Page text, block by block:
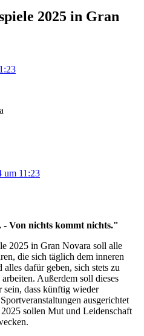
2025 in Gran
um 11:23
- Von nichts kommt nichts."
2025 in Gran Novara soll alle
die sich täglich dem inneren
dafür geben, sich stets zu
Außerdem soll dieses
dass künftig wieder
ausgerichtet
sollen Mut und Leidenschaft